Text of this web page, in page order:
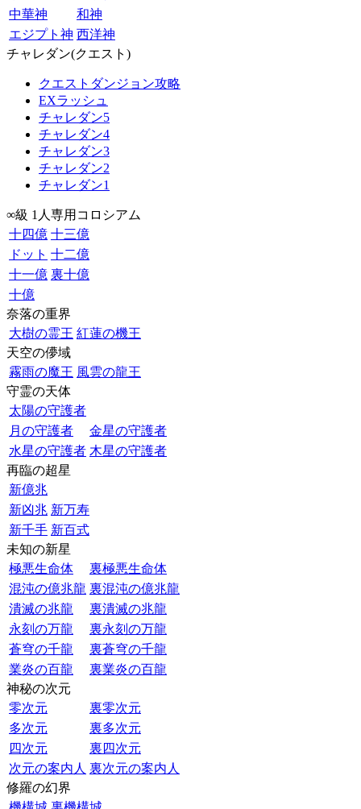
中華神
和神
エジプト神 西洋神
チャレダン(クエスト)
クエストダンジョン攻略
EXラッシュ
チャレダン5
チャレダン4
チャレダン3
チャレダン2
チャレダン1
∞級 1人専用コロシアム
十四億 十三億
ドット 十二億
十一億 裏十億
十億
奈落の重界
大樹の霊王 紅蓮の機王
天空の儚域
霧雨の魔王 風雲の龍王
守霊の天体
太陽の守護者
月の守護者
金星の守護者
水星の守護者 木星の守護者
再臨の超星
新億兆
新凶兆 新万寿
新千手 新百式
未知の新星
極悪生命体
裏極悪生命体
混沌の億兆龍 裏混沌の億兆龍
潰滅の兆龍
裏潰滅の兆龍
永刻の万龍
裏永刻の万龍
蒼穹の千龍
裏蒼穹の千龍
業炎の百龍
裏業炎の百龍
神秘の次元
零次元
裏零次元
多次元
裏多次元
四次元
裏四次元
次元の案内人 裏次元の案内人
修羅の幻界